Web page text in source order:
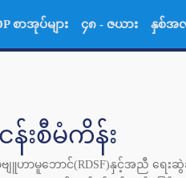
စာအုပ်များ ၄၈ - ဇယား နှစ်အ
းစီမံကိန်း
ဟာမူဘောင်(RDSF)နှင့်အညီ ရေ